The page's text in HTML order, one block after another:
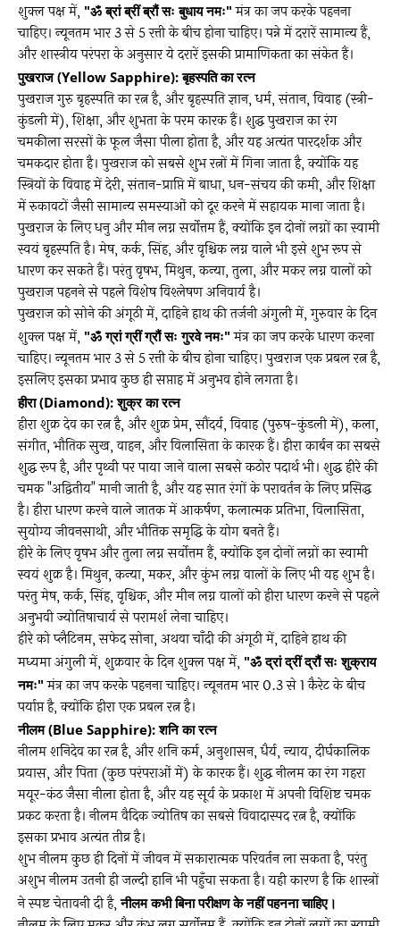
शुक्ल पक्ष में, "ॐ ब्रां ब्रीं ब्रौं सः बुधाय नमः" मंत्र का जप करके पहनना
चाहिए। न्यूनतम भार 3 से 5 रत्ती के बीच होना चाहिए। पन्ने में दरारें सामान्य हैं,
और शास्त्रीय परंपरा के अनुसार ये दरारें इसकी प्रामाणिकता का संकेत हैं।
पुखराज (Yellow Sapphire): बृहस्पति का रत्न
पुखराज गुरु बृहस्पति का रत्न है, और बृहस्पति ज्ञान, धर्म, संतान, विवाह (स्त्री-
कुंडली में), शिक्षा, और शुभता के परम कारक हैं। शुद्ध पुखराज का रंग
चमकीला सरसों के फूल जैसा पीला होता है, और यह अत्यंत पारदर्शक और
चमकदार होता है। पुखराज को सबसे शुभ रत्नों में गिना जाता है, क्योंकि यह
स्त्रियों के विवाह में देरी, संतान-प्राप्ति में बाधा, धन-संचय की कमी, और शिक्षा
में रुकावटों जैसी सामान्य समस्याओं को दूर करने में सहायक माना जाता है।
पुखराज के लिए धनु और मीन लग्न सर्वोत्तम हैं, क्योंकि इन दोनों लग्नों का स्वामी
स्वयं बृहस्पति है। मेष, कर्क, सिंह, और वृश्चिक लग्न वाले भी इसे शुभ रूप से
धारण कर सकते हैं। परंतु वृषभ, मिथुन, कन्या, तुला, और मकर लग्न वालों को
पुखराज पहनने से पहले विशेष विश्लेषण अनिवार्य है।
पुखराज को सोने की अंगूठी में, दाहिने हाथ की तर्जनी अंगुली में, गुरुवार के दिन
शुक्ल पक्ष में, "ॐ ग्रां ग्रीं ग्रौं सः गुरवे नमः" मंत्र का जप करके धारण करना
चाहिए। न्यूनतम भार 3 से 5 रत्ती के बीच होना चाहिए। पुखराज एक प्रबल रत्न है,
इसलिए इसका प्रभाव कुछ ही सप्ताह में अनुभव होने लगता है।
हीरा (Diamond): शुक्र का रत्न
हीरा शुक्र देव का रत्न है, और शुक्र प्रेम, सौंदर्य, विवाह (पुरुष-कुंडली में), कला,
संगीत, भौतिक सुख, वाहन, और विलासिता के कारक हैं। हीरा कार्बन का सबसे
शुद्ध रूप है, और पृथ्वी पर पाया जाने वाला सबसे कठोर पदार्थ भी। शुद्ध हीरे की
चमक "अद्वितीय" मानी जाती है, और यह सात रंगों के परावर्तन के लिए प्रसिद्ध
है। हीरा धारण करने वाले जातक में आकर्षण, कलात्मक प्रतिभा, विलासिता,
सुयोग्य जीवनसाथी, और भौतिक समृद्धि के योग बनते हैं।
हीरे के लिए वृषभ और तुला लग्न सर्वोत्तम हैं, क्योंकि इन दोनों लग्नों का स्वामी
स्वयं शुक्र है। मिथुन, कन्या, मकर, और कुंभ लग्न वालों के लिए भी यह शुभ है।
परंतु मेष, कर्क, सिंह, वृश्चिक, और मीन लग्न वालों को हीरा धारण करने से पहले
अनुभवी ज्योतिषाचार्य से परामर्श लेना चाहिए।
हीरे को प्लैटिनम, सफेद सोना, अथवा चाँदी की अंगूठी में, दाहिने हाथ की
मध्यमा अंगुली में, शुक्रवार के दिन शुक्ल पक्ष में, "ॐ द्रां द्रीं द्रौं सः शुक्राय
नमः" मंत्र का जप करके पहनना चाहिए। न्यूनतम भार 0.3 से 1 कैरेट के बीच
पर्याप्त है, क्योंकि हीरा एक प्रबल रत्न है।
नीलम (Blue Sapphire): शनि का रत्न
नीलम शनिदेव का रत्न है, और शनि कर्म, अनुशासन, धैर्य, न्याय, दीर्घकालिक
प्रयास, और पिता (कुछ परंपराओं में) के कारक हैं। शुद्ध नीलम का रंग गहरा
मयूर-कंठ जैसा नीला होता है, और यह सूर्य के प्रकाश में अपनी विशिष्ट चमक
प्रकट करता है। नीलम वैदिक ज्योतिष का सबसे विवादास्पद रत्न है, क्योंकि
इसका प्रभाव अत्यंत तीव्र है।
शुभ नीलम कुछ ही दिनों में जीवन में सकारात्मक परिवर्तन ला सकता है, परंतु
अशुभ नीलम उतनी ही जल्दी हानि भी पहुँचा सकता है। यही कारण है कि शास्त्रों
ने स्पष्ट चेतावनी दी है,नीलम कभी बिना परीक्षण के नहीं पहनना चाहिए।